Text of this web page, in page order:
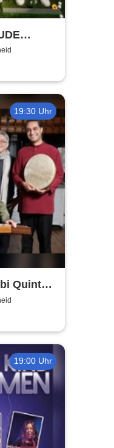
19:30 Uhr
Quintett
19:00 Uhr